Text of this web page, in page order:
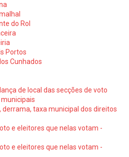
do Rol
Portos
Cunhados
de local das secções de voto
derrama, taxa municipal dos direitos
e eleitores que nelas votam -
e eleitores que nelas votam -